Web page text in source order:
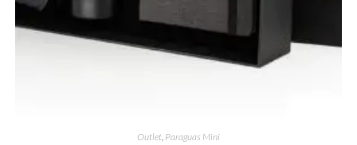
Outlet Paraguas Mini